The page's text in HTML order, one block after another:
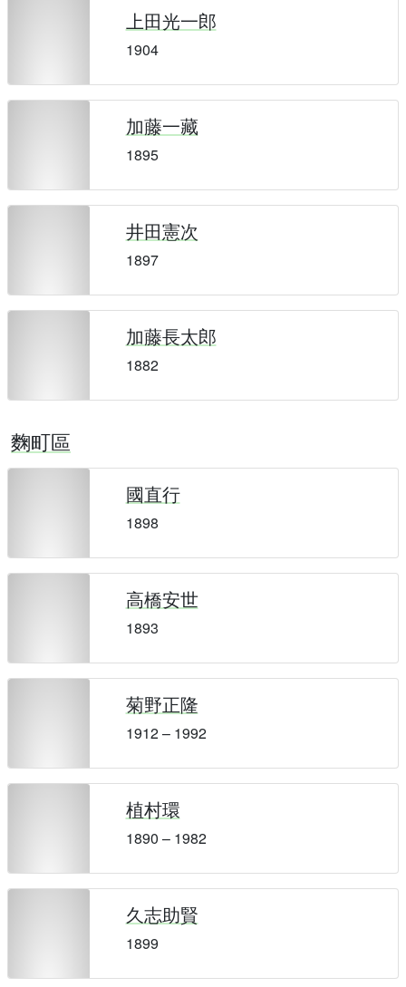
上田光一郎
1904
加藤一藏
1895
井田憲次
1897
加藤長太郎
1882
麴町區
國直行
1898
高橋安世
1893
菊野正隆
1912 – 1992
植村環
1890 – 1982
久志助賢
1899